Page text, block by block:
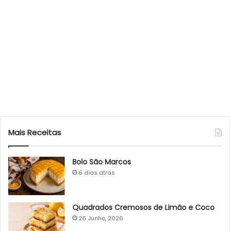
Mais Receitas
Bolo São Marcos
6 dias atrás
Quadrados Cremosos de Limão e Coco
26 Junho, 2026